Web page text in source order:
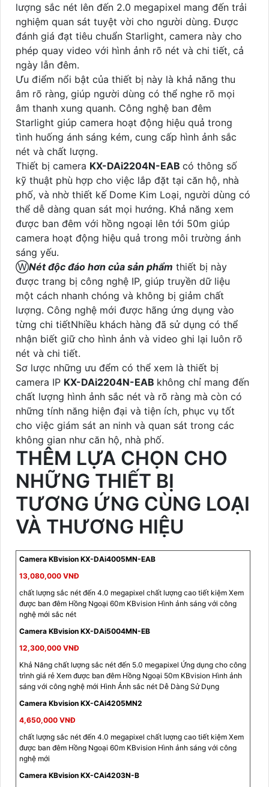
lượng sắc nét lên đến 2.0 megapixel mang đến trải
nghiệm quan sát tuyệt vời cho người dùng. Được
đánh giá đạt tiêu chuẩn Starlight, camera này cho
phép quay video với hình ảnh rõ nét và chi tiết, cả
ngày lẫn đêm.
Ưu điểm nổi bật của thiết bị này là khả năng thu
âm rõ ràng, giúp người dùng có thể nghe rõ mọi
âm thanh xung quanh. Công nghệ ban đêm
Starlight giúp camera hoạt động hiệu quả trong
tình huống ánh sáng kém, cung cấp hình ảnh sắc
nét và chất lượng.
Thiết bị camera KX-DAi2204N-EAB có thông số
kỹ thuật phù hợp cho việc lắp đặt tại căn hộ, nhà
phố, và nhờ thiết kế Dome Kim Loại, người dùng có
thể dễ dàng quan sát mọi hướng. Khả năng xem
được ban đêm với hồng ngoại lên tới 50m giúp
camera hoạt động hiệu quả trong môi trường ánh
sáng yếu.
ⓌNét độc đáo hơn của sản phẩm thiết bị này
được trang bị công nghệ IP, giúp truyền dữ liệu
một cách nhanh chóng và không bị giảm chất
lượng. Công nghệ mới được hãng ứng dụng vào
từng chi tiếtNhiều khách hàng đã sử dụng có thể
nhận biết giữ cho hình ảnh và video ghi lại luôn rõ
nét và chi tiết.
Sơ lược những ưu đểm có thể xem là thiết bị
camera IP KX-DAi2204N-EAB không chỉ mang đến
chất lượng hình ảnh sắc nét và rõ ràng mà còn có
những tính năng hiện đại và tiện ích, phục vụ tốt
cho việc giám sát an ninh và quan sát trong các
không gian như căn hộ, nhà phố.
THÊM LỰA CHỌN CHO
NHỮNG THIẾT BỊ
TƯƠNG ỨNG CÙNG LOẠI
VÀ THƯƠNG HIỆU
Camera KBvision KX-DAi4005MN-EAB
13,080,000 VNĐ
chất lượng sắc nét đến 4.0 megapixel chất lượng cao tiết kiệm Xem
được ban đêm Hồng Ngoại 60m KBvision Hình ảnh sáng với công
nghệ mới sắc nét
Camera KBvision KX-DAi5004MN-EB
12,300,000 VNĐ
Khả Năng chất lượng sắc nét đến 5.0 megapixel Ứng dụng cho công
trình giá rẻ Xem được ban đêm Hồng Ngoại 50m KBvision Hình ảnh
sáng với công nghệ mới Hình Ảnh sắc nét Dễ Dàng Sử Dụng
Camera Kbvision KX-CAi4205MN2
4,650,000 VNĐ
chất lượng sắc nét đến 4.0 megapixel chất lượng cao tiết kiệm Xem
được ban đêm Hồng Ngoại 60m KBvision Hình ảnh sáng với công
nghệ mới
Camera KBvision KX-CAi4203N-B